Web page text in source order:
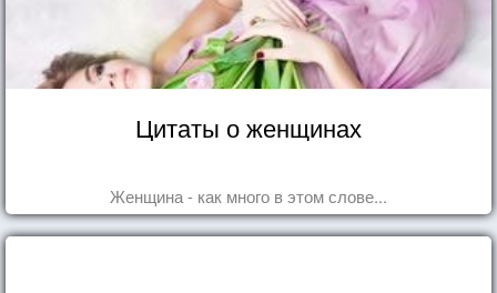
Цитаты о женщинах
Женщина - как много в этом слове...